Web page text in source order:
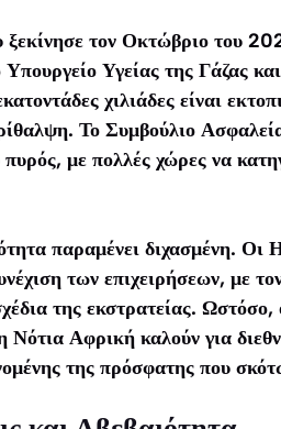
τον Οκτώβριο του
Υγείας της Γάζας
χιλιάδες είναι
Το Συμβούλιο
με πολλές χώρες να
παραμένει διχασμένη.
των επιχειρήσεων, με
της εκστρατείας.
Νότια Αφρική καλούν για
της πρόσφατης που